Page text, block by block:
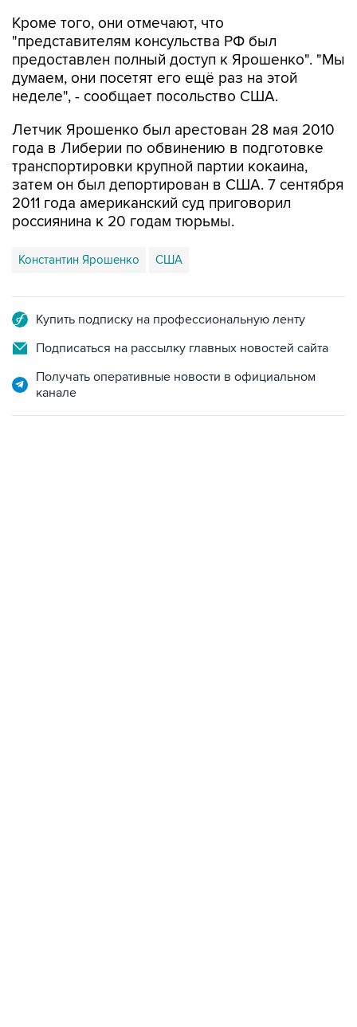
Кроме того, они отмечают, что
"представителям консульства РФ был
предоставлен полный доступ к Ярошенко". "Мы
думаем, они посетят его ещё раз на этой
неделе", - сообщает посольство США.
Летчик Ярошенко был арестован 28 мая 2010
года в Либерии по обвинению в подготовке
транспортировки крупной партии кокаина,
затем он был депортирован в США. 7 сентября
2011 года американский суд приговорил
россиянина к 20 годам тюрьмы.
Константин Ярошенко США
Купить подписку на профессиональную ленту
Подписаться на рассылку главных новостей сайта
Получать оперативные новости в официальном
канале